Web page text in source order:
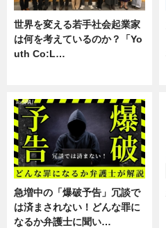
世界を変える若手社会起業家
は何を考えているのか？「Yo
uth Co:L…
急増中の「爆破予告」冗談で
は済まされない！どんな罪に
なるか弁護士に聞い…